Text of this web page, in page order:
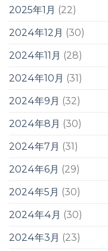
2025年1月 (22)
2024年12月 (30)
2024年11月 (28)
2024年10月 (31)
2024年9月 (32)
2024年8月 (30)
2024年7月 (31)
2024年6月 (29)
2024年5月 (30)
2024年4月 (30)
2024年3月 (23)